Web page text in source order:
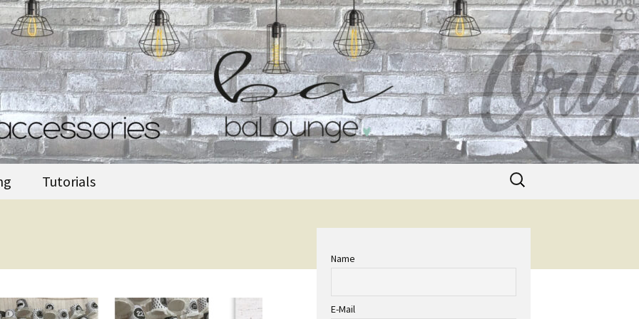
Tutorials
Suche
nach:
Name
E-Mail